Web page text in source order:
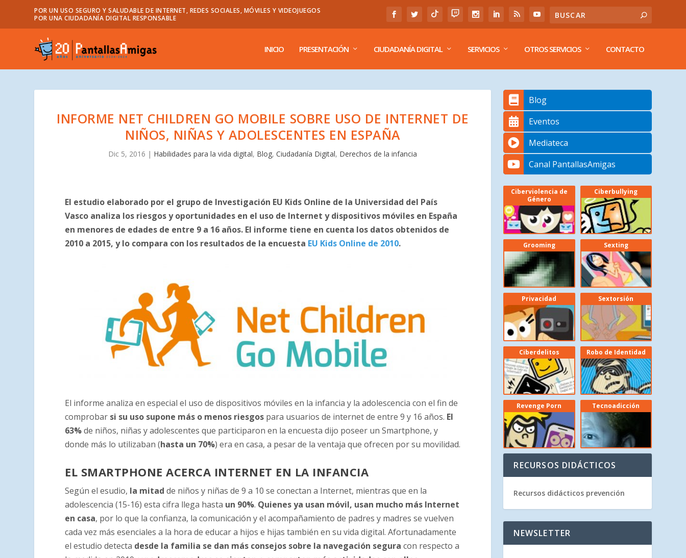
POR UN USO SEGURO Y SALUDABLE DE INTERNET, REDES SOCIALES, MÓVILES Y VIDEOJUEGOS
POR UNA CIUDADANÍA DIGITAL RESPONSABLE
INICIO PRESENTACIÓN CIUDADANÍA DIGITAL SERVICIOS OTROS SERVICIOS CONTACTO
INFORME NET CHILDREN GO MOBILE SOBRE USO DE INTERNET DE
NIÑOS, NIÑAS Y ADOLESCENTES EN ESPAÑA
Dic 5, 2016 | Habilidades para la vida digital, Blog,Ciudadanía Digital, Derechos de la infancia
El estudio elaborado por el grupo de Investigación EU Kids Online de la Universidad del País
Vasco analiza los riesgos y oportunidades en el uso de Internet y dispositivos móviles en España
en menores de edades de entre 9 a 16 años. El informe tiene en cuenta los datos obtenidos de
2010 a 2015, y lo compara con los resultados de la encuesta EU Kids Online de 2010.
El informe analiza en especial el uso de dispositivos móviles en la infancia y la adolescencia con el fin de
comprobar si su uso supone más o menos riesgos para usuarios de internet de entre 9 y 16 años. El
63%de niños, niñas y adolescentes que participaron en la encuesta dijo poseer un Smartphone, y
donde más lo utilizaban (hasta un 70%) era en casa, a pesar de la ventaja que ofrecen por su movilidad.
EL SMARTPHONE ACERCA INTERNET EN LA INFANCIA
Según el esudio, la mitad de niños y niñas de 9 a 10 se conectan a Internet, mientras que en la
adolescencia (15-16) esta cifra llega hasta un 90%. Quienes ya usan móvil, usan mucho más Internet
en casa, por lo que la confianza, la comunicación y el acompañamiento de padres y madres se vuelven
cada vez más esenciales a la hora de educar a hijos e hijas también en su vida digital. Afortunadamente
el estudio detecta desde la familia se dan más consejos sobre la navegación segura con respecto a
Blog
Eventos
Mediateca
Canal PantallasAmigas
Ciberviolencia de
Género
Ciberbullying
Grooming Sexting
Privacidad Sextorsión
Ciberdelitos Robo de Identidad
Revenge Porn Tecnoadicción
RECURSOS DIDÁCTICOS
Recursos didácticos prevención
NEWSLETTER